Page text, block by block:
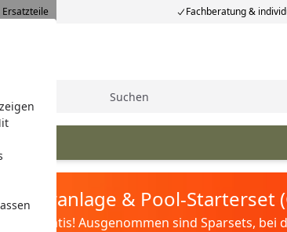
Ersatzteile Fachberatung &
& Pool-Starterset
gratis! Ausgenommen sind Sparsets,